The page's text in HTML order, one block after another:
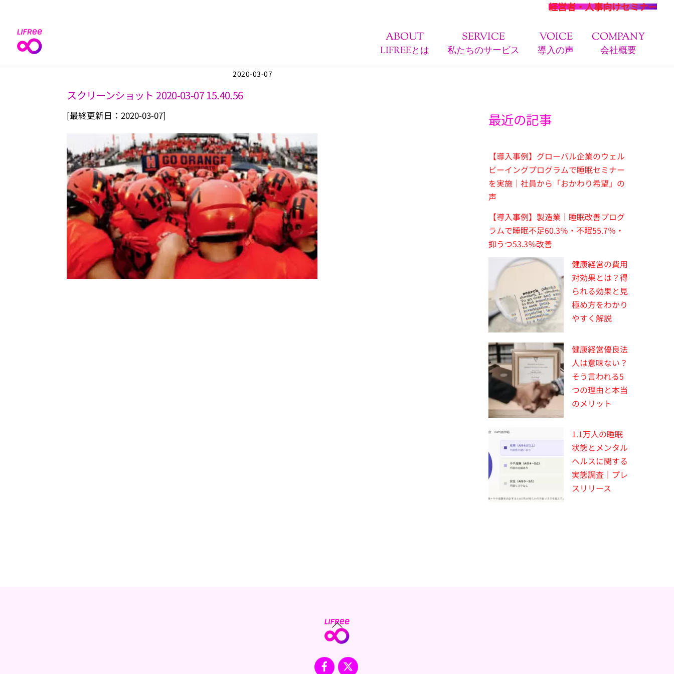
content
経営者・人事向けセミナー
ABOUT
LIFREEとは
SERVICE
私たちのサービス
VOICE
導入の声
COMPANY
会社概要
2020-03-07
スクリーンショット 2020-03-07 15.40.56
[最終更新日：2020-03-07] 最近の記事
【導入事例】グローバル企業のウェル
ビーイングプログラムで睡眠セミナー
を実施｜社員から「おかわり希望」の
声
【導入事例】製造業｜睡眠改善プログ
ラムで睡眠不足60.3％・不眠55.7％・
抑うつ53.3％改善
健康経営の費用
対効果とは？得
られる効果と見
極め方をわかり
やすく解説
健康経営優良法
人は意味ない？
そう言われる5
つの理由と本当
のメリット
1.1万人の睡眠
状態とメンタル
ヘルスに関する
実態調査｜プレ
スリリース
Back
To
Facebook
X